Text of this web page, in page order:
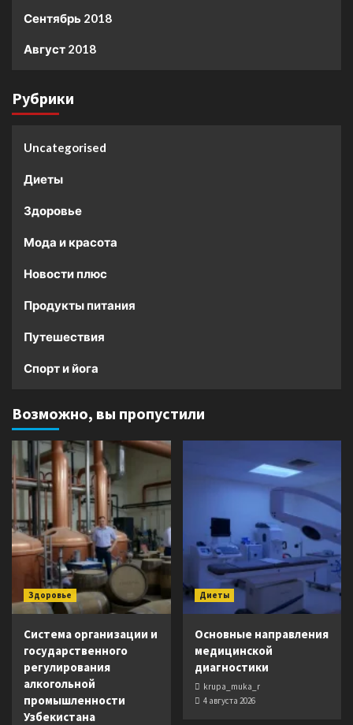
Сентябрь 2018
Август 2018
Рубрики
Uncategorised
Диеты
Здоровье
Мода и красота
Новости плюс
Продукты питания
Путешествия
Спорт и йога
Возможно, вы пропустили
Здоровье
Система организации и
государственного
регулирования
алкогольной
промышленности
Узбекистана
Диеты
Основные направления
медицинской
диагностики
krupa_muka_r
4 августа 2026